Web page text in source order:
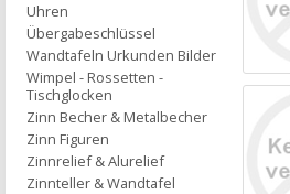
Uhren
Übergabeschlüssel
Wandtafeln Urkunden Bilder
Wimpel - Rossetten -
Tischglocken
Zinn Becher & Metalbecher
Zinn Figuren
Zinnrelief & Alurelief
Zinnteller & Wandtafel